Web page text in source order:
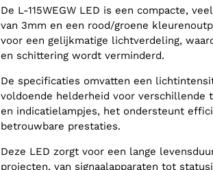
De L-115WEGW LED is een compacte,
van 3mm en een rood/groene
voor een gelijkmatige lichtverdeling,
en schittering wordt verminderd.
De specificaties omvatten een
voldoende helderheid voor verschillende
en indicatielampjes, het ondersteunt
betrouwbare prestaties.
Deze LED zorgt voor een lange
projecten, van signaalapparaten tot